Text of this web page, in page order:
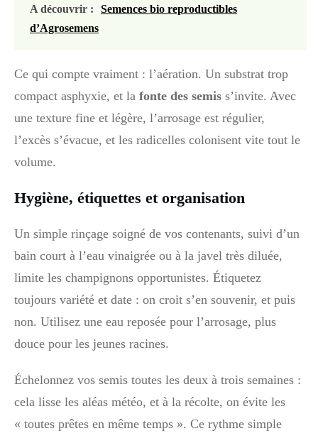
A découvrir :
Semences bio reproductibles
d’Agrosemens
Ce qui compte vraiment : l’aération. Un substrat trop
compact asphyxie, et la fonte des semis s’invite. Avec
une texture fine et légère, l’arrosage est régulier,
l’excès s’évacue, et les radicelles colonisent vite tout le
volume.
Hygiène, étiquettes et organisation
Un simple rinçage soigné de vos contenants, suivi d’un
bain court à l’eau vinaigrée ou à la javel très diluée,
limite les champignons opportunistes. Étiquetez
toujours variété et date : on croit s’en souvenir, et puis
non. Utilisez une eau reposée pour l’arrosage, plus
douce pour les jeunes racines.
Échelonnez vos semis toutes les deux à trois semaines :
cela lisse les aléas météo, et à la récolte, on évite les
« toutes prêtes en même temps ». Ce rythme simple